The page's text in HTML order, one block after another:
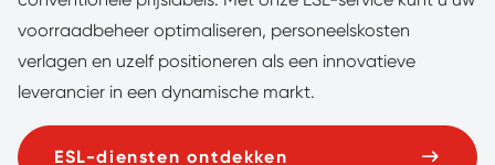
voorraadbeheer optimaliseren, personeelskosten
verlagen en uzelf positioneren als een innovatieve
leverancier in een dynamische markt.
ESL-diensten ontdekken